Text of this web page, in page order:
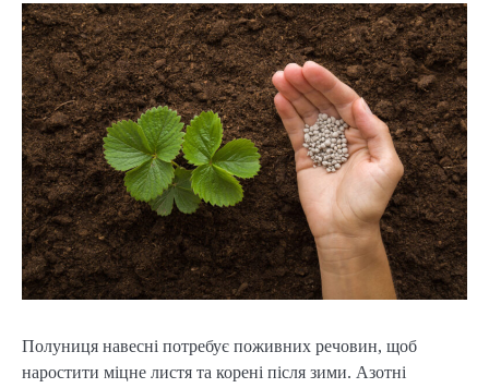
Полуниця навесні потребує поживних речовин, щоб
наростити міцне листя та корені після зими. Азотні